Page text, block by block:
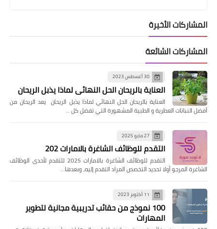
المشاركات الأخيرة
المشاركات الشائعة
30 أغسطس 2023
العناية بالريحان الحل النهائي لماذا يذبل الريحان
العناية بالريحان الحل النهائي لماذا يذبل الريحان يعد الريحان من
أفضل النباتات العطرية و الطبية المشهورة التي تفضل كل …
27 مايو 2025
التقدم للوظائف الشاغرة بالامارات 202
التقدم للوظائف الشاغرة بالامارات 2025 للتقدم لأحدى الوظائف
الشاغرة المرجو أولا تحديد التخصص المراد التقدم إليه، وبعدها…
11 أكتوبر 2023
100 نموذج من حقائب تدريبية مجانية لتطوير
المهارات